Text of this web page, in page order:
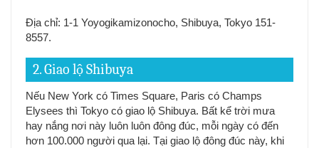
Địa chỉ: 1-1 Yoyogikamizonocho, Shibuya, Tokyo 151-
8557.
2. Giao lộ Shibuya
Nếu New York có Times Square, Paris có Champs
Elysees thì Tokyo có giao lộ Shibuya. Bất kể trời mưa
hay nắng nơi này luôn luôn đông đúc, mỗi ngày có đến
hơn 100.000 người qua lại. Tại giao lộ đông đúc này, khi